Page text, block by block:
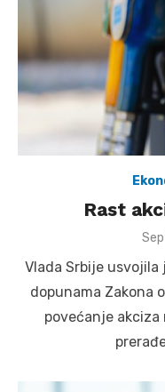
Rast
Vlada Srbije usvojila
dopunama Zakona
povećanje